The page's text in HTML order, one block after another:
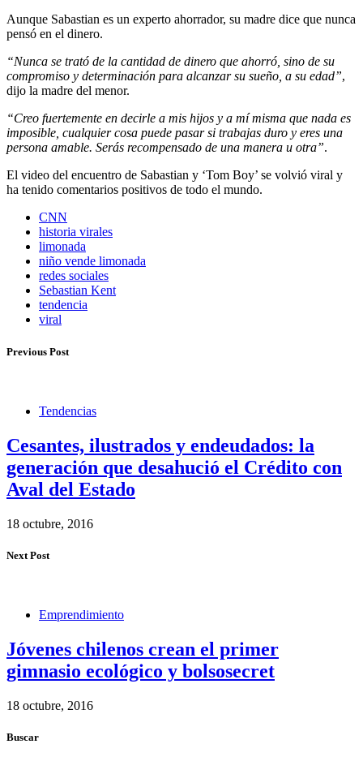
Aunque Sabastian es un experto ahorrador, su madre dice que nunca
pensó en el dinero.
“Nunca se trató de la cantidad de dinero que ahorró, sino de su
compromiso y determinación para alcanzar su sueño, a su edad”,
dijo la madre del menor.
“Creo fuertemente en decirle a mis hijos y a mí misma que nada es
imposible, cualquier cosa puede pasar si trabajas duro y eres una
persona amable. Serás recompensado de una manera u otra”.
El video del encuentro de Sabastian y ‘Tom Boy’ se volvió viral y
ha tenido comentarios positivos de todo el mundo.
CNN
historia virales
limonada
niño vende limonada
redes sociales
Sebastian Kent
tendencia
viral
Previous Post
Tendencias
Cesantes, ilustrados y endeudados: la
generación que desahució el Crédito con
Aval del Estado
18 octubre, 2016
Next Post
Emprendimiento
Jóvenes chilenos crean el primer
gimnasio ecológico y bolsosecret
18 octubre, 2016
Buscar